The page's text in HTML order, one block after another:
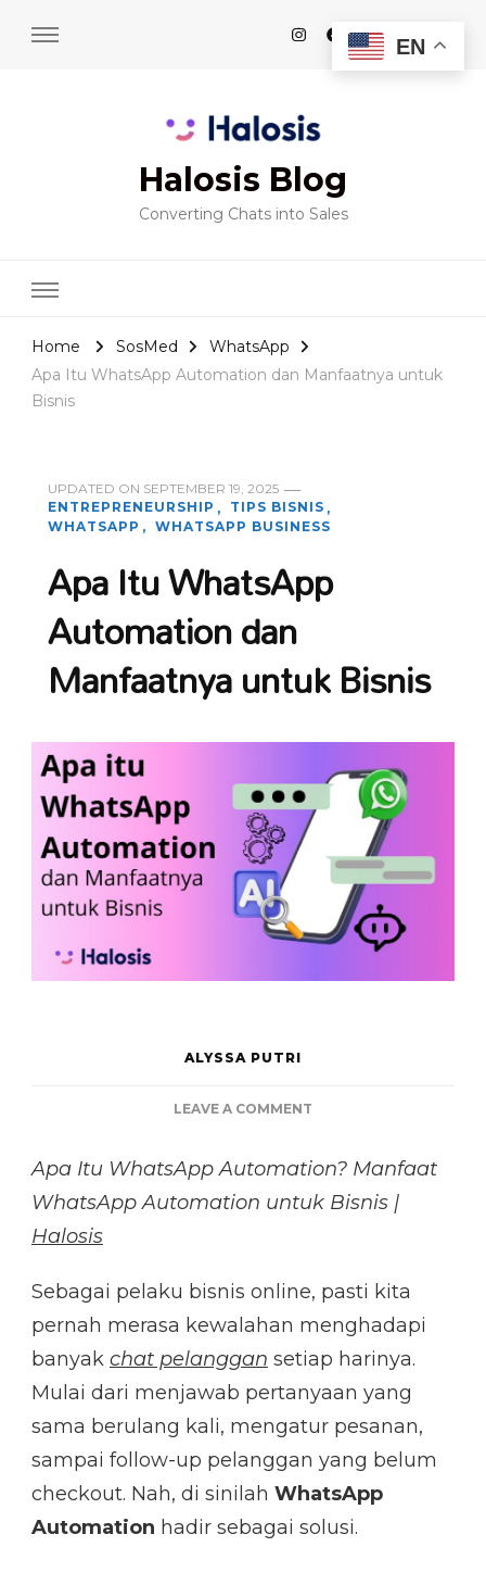
Halosis Blog
Converting Chats into Sales
Home SosMed
WhatsApp
Apa Itu WhatsApp Automation dan Manfaatnya untuk
Bisnis
UPDATED ON SEPTEMBER 19, 2025
ENTREPRENEURSHIP
TIPS BISNIS
WHATSAPP
WHATSAPP BUSINESS
Apa Itu WhatsApp
Automation dan
Manfaatnya untuk Bisnis
ALYSSA PUTRI
LEAVE A COMMENT
WHATSAPP
AUTOMATION
BISNIS
Apa Itu WhatsApp Automation? Manfaat
WhatsApp Automation untuk Bisnis |
Halosis
Sebagai pelaku bisnis online, pasti kita
pernah merasa kewalahan menghadapi
banyak chat pelanggan setiap harinya.
Mulai dari menjawab pertanyaan yang
sama berulang kali, mengatur pesanan,
sampai follow-up pelanggan yang belum
checkout. Nah, di sinilah WhatsApp
Automation hadir sebagai solusi.
EN